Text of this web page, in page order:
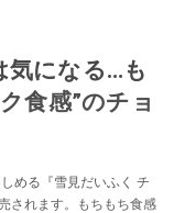
気になる…も
食感”のチョ
める『雪見だいふく チ
されます。もちもち食感